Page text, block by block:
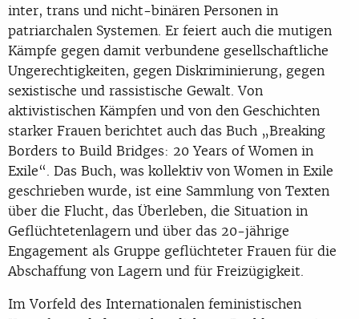
inter, trans und nicht-binären Personen in
patriarchalen Systemen. Er feiert auch die mutigen
Kämpfe gegen damit verbundene gesellschaftliche
Ungerechtigkeiten, gegen Diskriminierung, gegen
sexistische und rassistische Gewalt. Von
aktivistischen Kämpfen und von den Geschichten
starker Frauen berichtet auch das Buch „Breaking
Borders to Build Bridges: 20 Years of Women in
Exile“. Das Buch, was kollektiv von Women in Exile
geschrieben wurde, ist eine Sammlung von Texten
über die Flucht, das Überleben, die Situation in
Geflüchtetenlagern und über das 20-jährige
Engagement als Gruppe geflüchteter Frauen für die
Abschaffung von Lagern und für Freizügigkeit.
Im Vorfeld des Internationalen feministischen